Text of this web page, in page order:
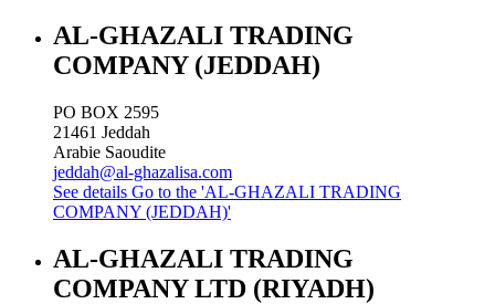
AL-GHAZALI TRADING
COMPANY (JEDDAH)
PO BOX 2595
21461 Jeddah
Arabie Saoudite
jeddah@al-ghazalisa.com
See details Go to the 'AL-GHAZALI TRADING
COMPANY (JEDDAH)'
AL-GHAZALI TRADING
COMPANY LTD (RIYADH)